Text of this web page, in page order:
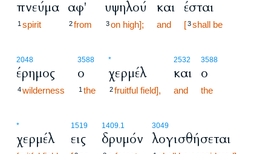
πνεύμα
1 spirit
αφ'
2from
υψηλού
3on high];
και
and
έσται
[3shall be
2048
έρημος
4wilderness
3588
ο
1 the
*
χερμέλ
2fruitful field],
2532
και
and
3588
ο
the
*
χερμέλ
1519
εις
1409.1
δρυμόν
3049
λογισθήσεται